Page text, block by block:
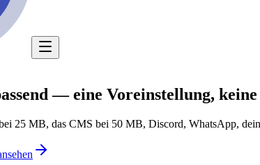
— eine Voreinstellung, keine
25 MB, das CMS bei 50 MB, Discord, WhatsApp,